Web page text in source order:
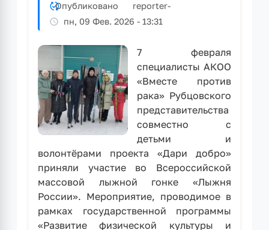
й
день
Опубликовано reporter-
пн, 09 Фев. 2026 - 13:31
7 февраля
специалисты АКОО
«Вместе против
рака» Рубцовского
представительства
совместно с
детьми и
волонтёрами проекта «Дари добро»
приняли участие во Всероссийской
массовой лыжной гонке «Лыжня
России». Мероприятие, проводимое в
рамках государственной программы
«Развитие физической культуры и